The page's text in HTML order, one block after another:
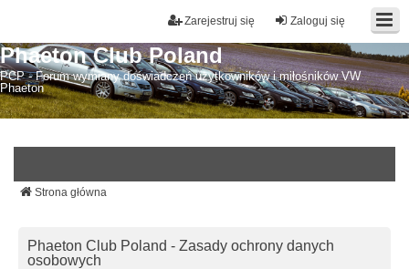
Zaloguj się
Zarejestruj się
Phaeton Club Poland
PCP - Forum wymiany doświadczeń użytkowników i miłośników VW
Phaeton
Strona główna
Phaeton Club Poland - Zasady ochrony danych
osobowych